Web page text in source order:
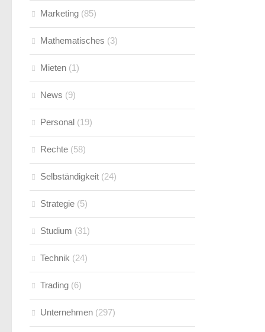
Marketing (85)
Mathematisches (3)
Mieten (1)
News (9)
Personal (19)
Rechte (58)
Selbständigkeit (24)
Strategie (5)
Studium (31)
Technik (24)
Trading (6)
Unternehmen (297)